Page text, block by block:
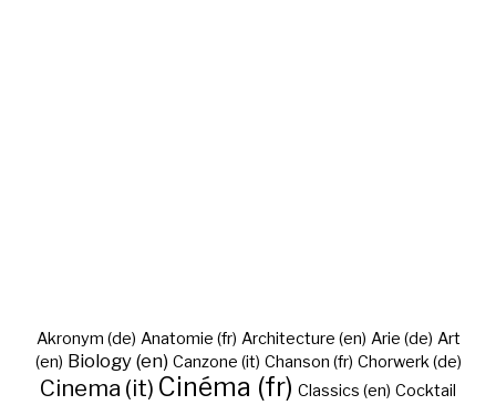
Akronym (de) Anatomie (fr) Architecture (en) Arie (de) Art
(en) Biology (en) Canzone (it) Chanson (fr) Chorwerk (de)
Cinema (it) Cinéma (fr) Classics (en) Cocktail